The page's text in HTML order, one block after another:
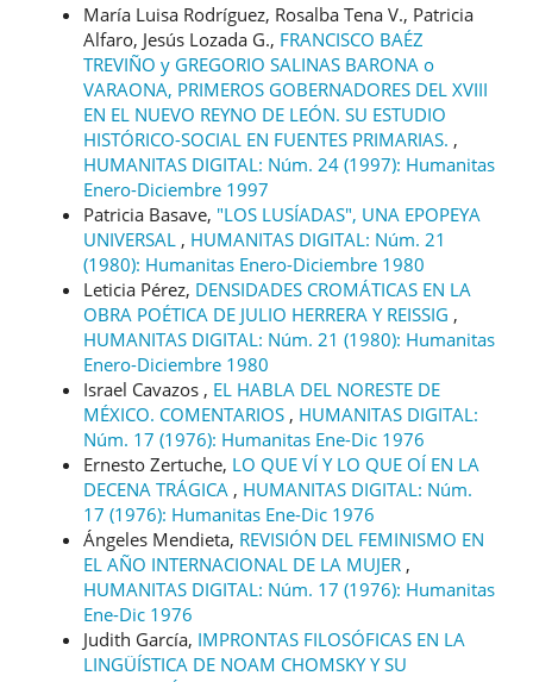
María Luisa Rodríguez, Rosalba Tena V., Patricia
Alfaro, Jesús Lozada G., FRANCISCO BAÉZ
TREVIÑO y GREGORIO SALINAS BARONA o
VARAONA, PRIMEROS GOBERNADORES DEL XVIII
EN EL NUEVO REYNO DE LEÓN. SU ESTUDIO
HISTÓRICO-SOCIAL EN FUENTES PRIMARIAS. ,
HUMANITAS DIGITAL: Núm. 24 (1997): Humanitas
Enero-Diciembre 1997
Patricia Basave, "LOS LUSÍADAS", UNA EPOPEYA
UNIVERSAL , HUMANITAS DIGITAL: Núm. 21
(1980): Humanitas Enero-Diciembre 1980
Leticia Pérez, DENSIDADES CROMÁTICAS EN LA
OBRA POÉTICA DE JULIO HERRERA Y REISSIG ,
HUMANITAS DIGITAL: Núm. 21 (1980): Humanitas
Enero-Diciembre 1980
Israel Cavazos , EL HABLA DEL NORESTE DE
MÉXICO. COMENTARIOS , HUMANITAS DIGITAL:
Núm. 17 (1976): Humanitas Ene-Dic 1976
Ernesto Zertuche, LO QUE VÍ Y LO QUE OÍ EN LA
DECENA TRÁGICA , HUMANITAS DIGITAL: Núm.
17 (1976): Humanitas Ene-Dic 1976
Ángeles Mendieta, REVISIÓN DEL FEMINISMO EN
EL AÑO INTERNACIONAL DE LA MUJER ,
HUMANITAS DIGITAL: Núm. 17 (1976): Humanitas
Ene-Dic 1976
Judith García, IMPRONTAS FILOSÓFICAS EN LA
LINGÜÍSTICA DE NOAM CHOMSKY Y SU